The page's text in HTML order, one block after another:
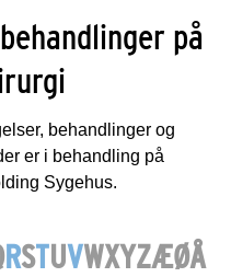
på
behandlinger og
er i behandling på
Sygehus.
RSTUVWXYZÆØÅ